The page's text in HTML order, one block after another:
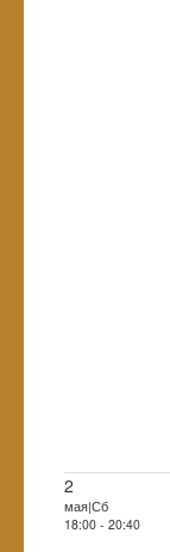
2
мая|Сб
18:00 - 20:40